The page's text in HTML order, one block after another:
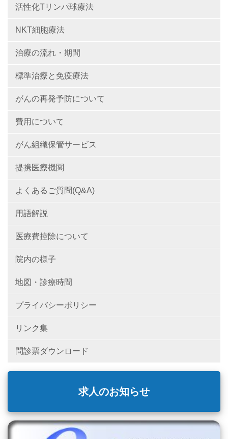
活性化Tリンパ球療法
NKT細胞療法
治療の流れ・期間
標準治療と免疫療法
がんの再発予防について
費用について
がん組織保管サービス
提携医療機関
よくあるご質問(Q&A)
用語解説
医療費控除について
院内の様子
地図・診療時間
プライバシーポリシー
リンク集
問診票ダウンロード
求人のお知らせ